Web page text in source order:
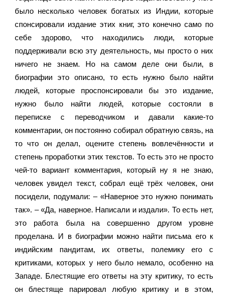
было несколько человек богатых из Индии, которые
спонсировали издание этих книг, это конечно само по
себе здорово, что находились люди, которые
поддерживали всю эту деятельность, мы просто о них
ничего не знаем. Но на самом деле они были, в
биографии это описано, то есть нужно было найти
людей, которые проспонсировали бы это издание,
нужно было найти людей, которые состояли в
переписке с переводчиком и давали какие-то
комментарии, он постоянно собирал обратную связь, на
то что он делал, оцените степень вовлечённости и
степень проработки этих текстов. То есть это не просто
чей-то вариант комментария, который ну я не знаю,
человек увидел текст, собрал ещё трёх человек, они
посидели, подумали: – «Наверное это нужно понимать
так». – «Да, наверное. Написали и издали». То есть нет,
это работа была на совершенно другом уровне
проделана. И в биографии можно найти письма его к
индийским пандитам, их ответы, полемику его с
критиками, которых у него было немало, особенно на
Западе. Блестящие его ответы на эту критику, то есть
он блестяще парировал любую критику и в этом,